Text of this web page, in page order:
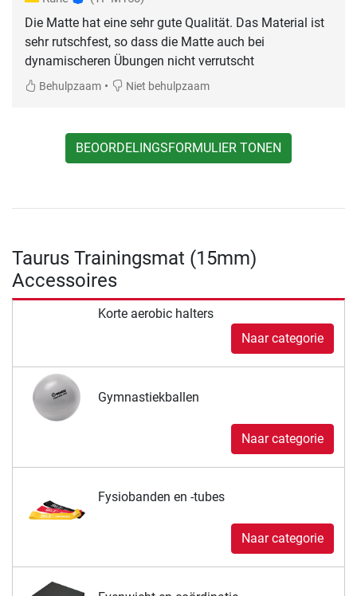
Die Matte hat eine sehr gute Qualität. Das Material ist
sehr rutschfest, so dass die Matte auch bei
dynamischeren Übungen nicht verrutscht
Behulpzaam • Niet behulpzaam
BEOORDELINGSFORMULIER TONEN
Taurus Trainingsmat (15mm)
Accessoires
Korte aerobic halters
Naar categorie
Gymnastiekballen
Naar categorie
Fysiobanden en -tubes
Naar categorie